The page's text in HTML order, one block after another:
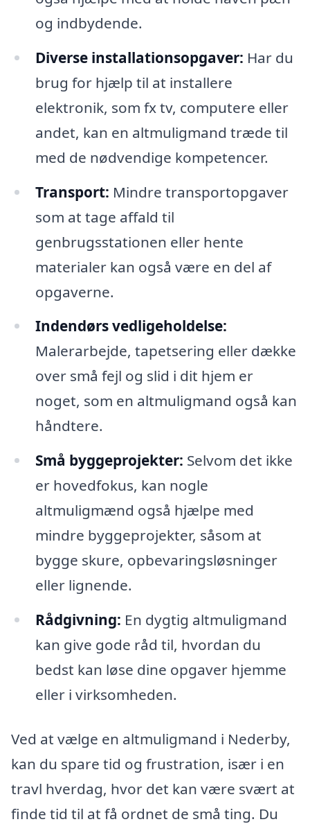
og indbydende.
Diverse installationsopgaver: Har du
brug for hjælp til at installere
elektronik, som fx tv, computere eller
andet, kan en altmuligmand træde til
med de nødvendige kompetencer.
Transport: Mindre transportopgaver
som at tage affald til
genbrugsstationen eller hente
materialer kan også være en del af
opgaverne.
Indendørs vedligeholdelse:
Malerarbejde, tapetsering eller dække
over små fejl og slid i dit hjem er
noget, som en altmuligmand også kan
håndtere.
Små byggeprojekter: Selvom det ikke
er hovedfokus, kan nogle
altmuligmænd også hjælpe med
mindre byggeprojekter, såsom at
bygge skure, opbevaringsløsninger
eller lignende.
Rådgivning: En dygtig altmuligmand
kan give gode råd til, hvordan du
bedst kan løse dine opgaver hjemme
eller i virksomheden.
Ved at vælge en altmuligmand i Nederby,
kan du spare tid og frustration, især i en
travl hverdag, hvor det kan være svært at
finde tid til at få ordnet de små ting. Du